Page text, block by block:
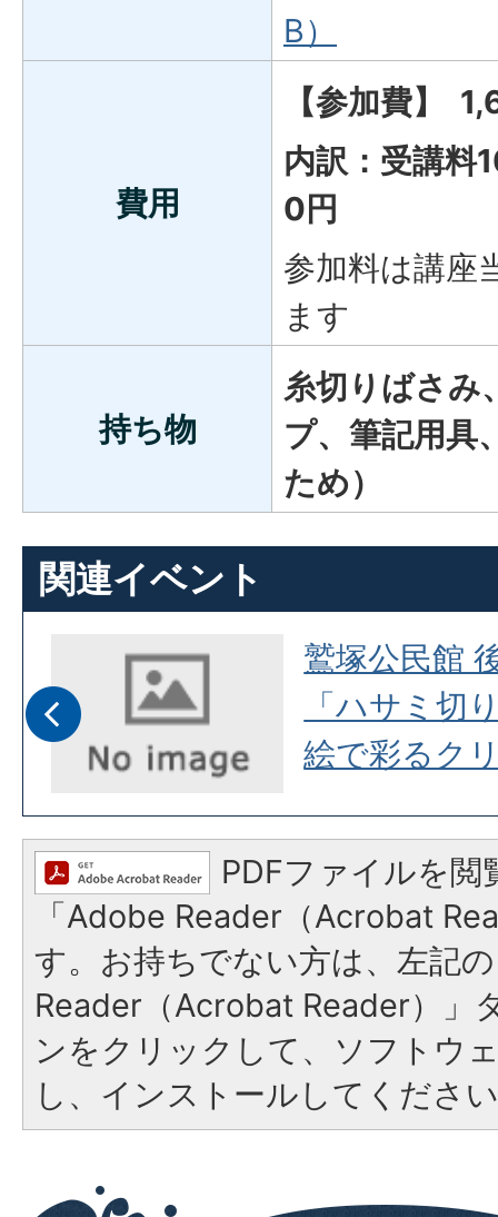
B）
費用
【参加費】
内訳：受講料
0円
参加料は講座
ます
持ち物
糸切りばさみ
プ、筆記用具
ため）
関連イベント
鷲塚公民館
「ハサミ切
絵で彩るク
PDFファイルを閲
「Adobe Reader（Acrobat
す。お持ちでない方は、左記
Reader（Acrobat Reader）」
ンをクリックして、ソフトウ
し、インストールしてくださ